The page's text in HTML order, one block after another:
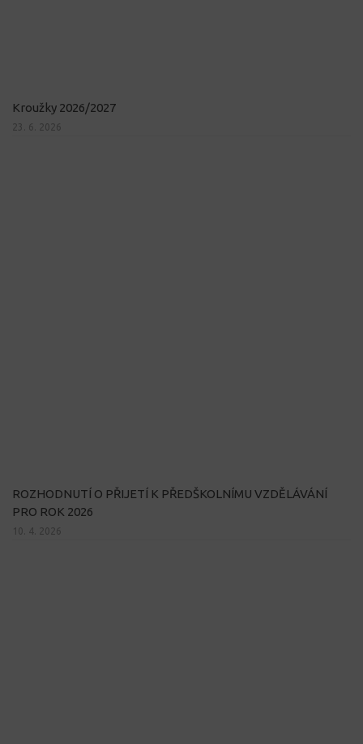
Kroužky 2026/2027
23. 6. 2026
ROZHODNUTÍ O PŘIJETÍ K PŘEDŠKOLNÍMU VZDĚLÁVÁNÍ
PRO ROK 2026
10. 4. 2026